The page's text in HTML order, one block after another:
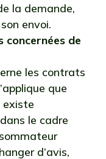
la demande,
envoi.
concernées de
les contrats
que
existe
le cadre
d’avis,